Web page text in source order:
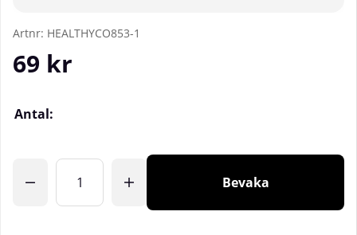
Artnr: HEALTHYCO853-1
69 kr
Antal:
Bevaka